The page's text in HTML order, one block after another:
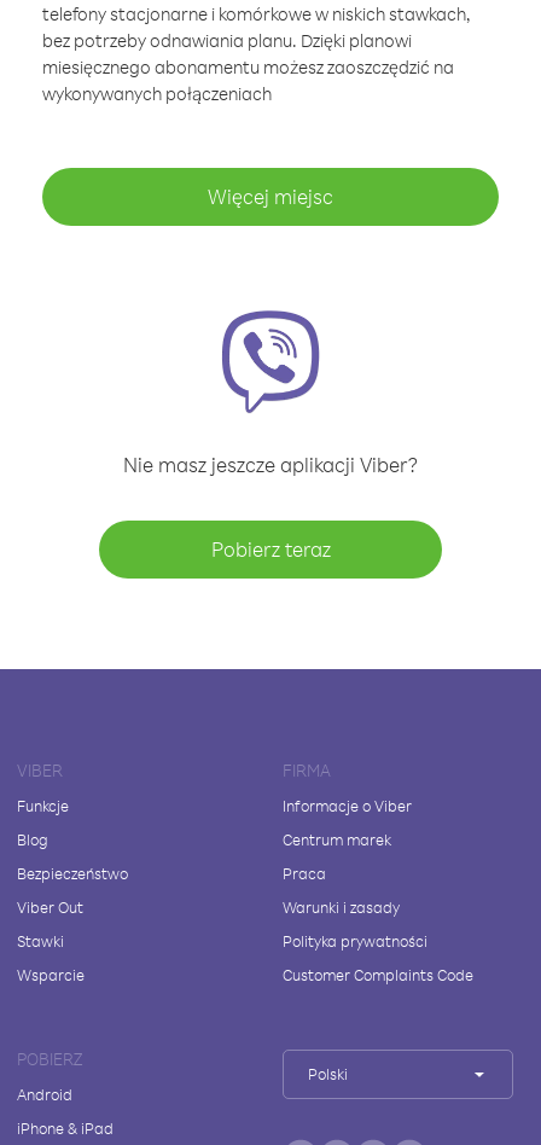
telefony stacjonarne i komórkowe w niskich stawkach,
bez potrzeby odnawiania planu. Dzięki planowi
miesięcznego abonamentu możesz zaoszczędzić na
wykonywanych połączeniach
Więcej miejsc
Nie masz jeszcze aplikacji Viber?
Pobierz teraz
VIBER
Funkcje
Blog
Bezpieczeństwo
Viber Out
Stawki
Wsparcie
FIRMA
Informacje o Viber
Centrum marek
Praca
Warunki i zasady
Polityka prywatności
Customer Complaints Code
POBIERZ
Android
iPhone & iPad
Polski